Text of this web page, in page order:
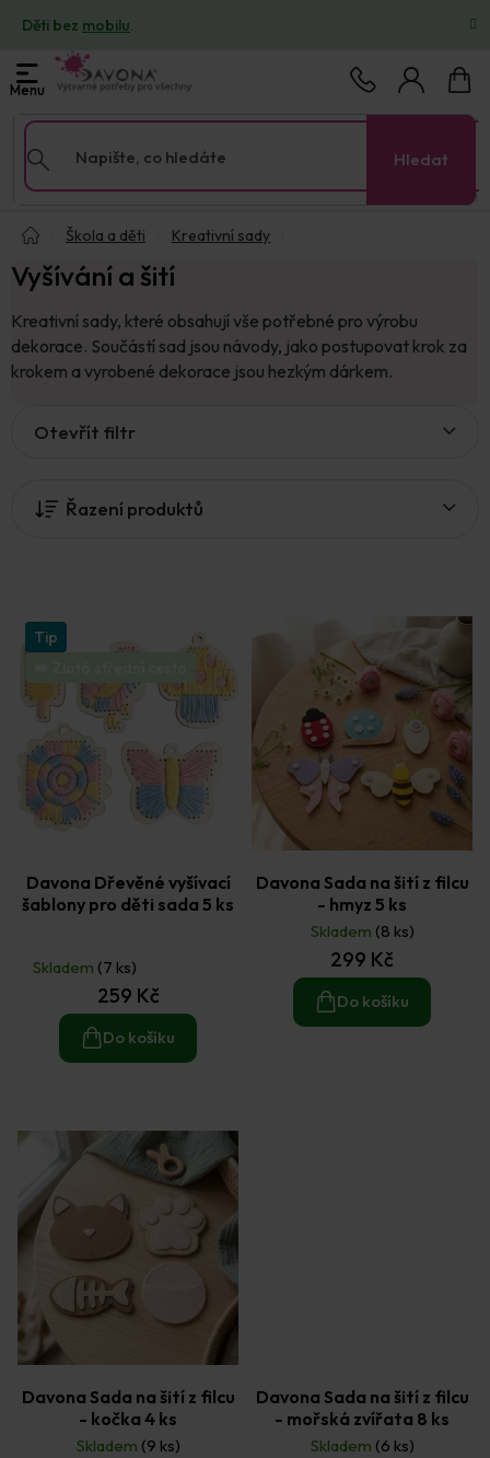
obsah
Děti bez mobilu.
Hledat
košík
Škola a děti
Kreativní sady
Vyšívání a šití
Kreativní sady, které obsahují vše potřebné pro výrobu
dekorace. Součástí sad jsou návody, jako postupovat krok za
krokem a vyrobené dekorace jsou hezkým dárkem.
Řazení produktů
Otevřít filtr
Tip
Davona Dřevěné vyšívací
šablony pro děti sada 5 ks
hodnocení
produktu
Skladem (7 ks)
259 Kč
Do košíku
Davona Sada na šití z filcu
- hmyz 5 ks
Skladem (8 ks)
299 Kč
Do košíku
Davona Sada na šití z filcu
- kočka 4 ks
Skladem (9 ks)
Davona Sada na šití z filcu
- mořská zvířata 8 ks
Skladem (6 ks)